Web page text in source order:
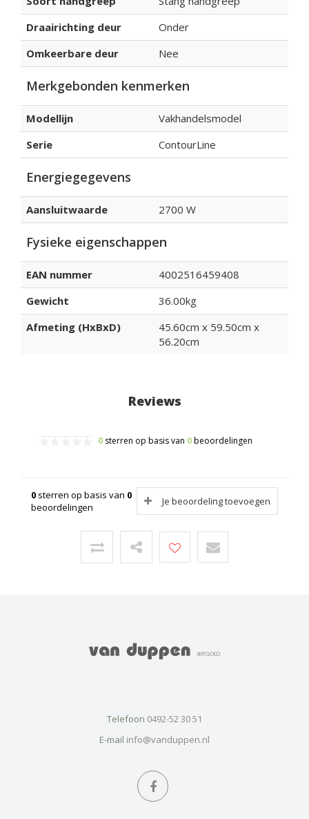
Draairichting deur
Onder
Omkeerbare deur
Nee
Merkgebonden kenmerken
Modellijn
Vakhandelsmodel
Serie
ContourLine
Energiegegevens
Aansluitwaarde 2700 W
Fysieke eigenschappen
EAN nummer
4002516459408
Gewicht
36.00kg
Afmeting (HxBxD)
45.60cm x 59.50cm x
56.20cm
Reviews
0 sterren op basis van 0beoordelingen
0 sterren op basis van 0
beoordelingen
Je beoordeling toevoegen
Telefoon 0492-52 30 51
E-mail info@vanduppen.nl